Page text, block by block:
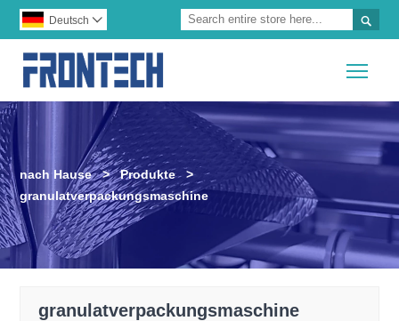

Deutsch 
nach Hause > Produkte
>
granulatverpackungsmaschine
granulatverpackungsmaschine